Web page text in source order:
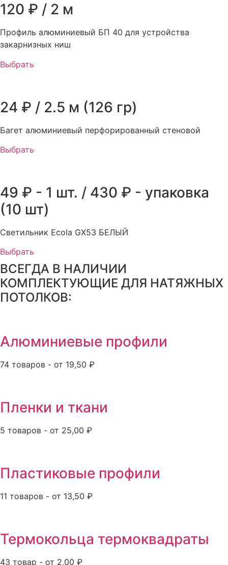
120 ₽ / 2 м
Профиль алюминиевый БП 40 для устройства
закарнизных ниш
Выбрать
24 ₽ / 2.5 м (126 гр)
Багет алюминиевый перфорированный стеновой
Выбрать
49 ₽ - 1 шт. / 430 ₽ - упаковка
(10 шт)
Светильник Ecola GX53 БЕЛЫЙ
Выбрать
ВСЕГДА В НАЛИЧИИ
КОМПЛЕКТУЮЩИЕ ДЛЯ НАТЯЖНЫХ
ПОТОЛКОВ:
Алюминиевые профили
74 товаров - от 19,50 ₽
Пленки и ткани
5 товаров - от 25,00 ₽
Пластиковые профили
11 товаров - от 13,50 ₽
Термокольца термоквадраты
43 товар - от 2,00 ₽